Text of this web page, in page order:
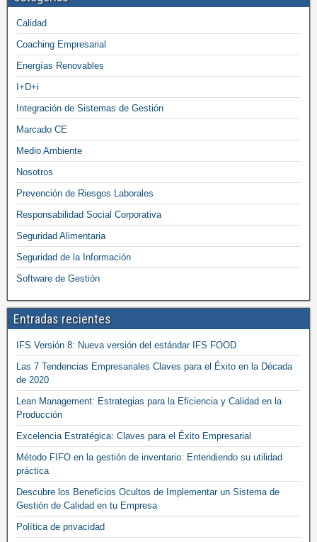
Calidad
Coaching Empresarial
Energías Renovables
I+D+i
Integración de Sistemas de Gestión
Marcado CE
Medio Ambiente
Nosotros
Prevención de Riesgos Laborales
Responsabilidad Social Corporativa
Seguridad Alimentaria
Seguridad de la Información
Software de Gestión
Entradas recientes
IFS Versión 8: Nueva versión del estándar IFS FOOD
Las 7 Tendencias Empresariales Claves para el Éxito en la Década
de 2020
Lean Management: Estrategias para la Eficiencia y Calidad en la
Producción
Excelencia Estratégica: Claves para el Éxito Empresarial
Método FIFO en la gestión de inventario: Entendiendo su utilidad
práctica
Descubre los Beneficios Ocultos de Implementar un Sistema de
Gestión de Calidad en tu Empresa
Política de privacidad